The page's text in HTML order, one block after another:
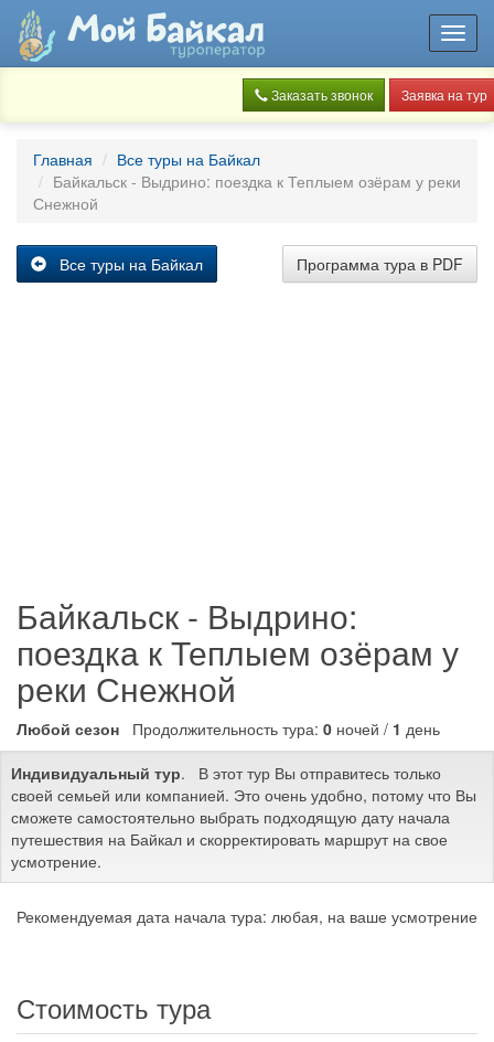
Заказать звонок Заявка на тур
Главная
Все туры на Байкал
Байкальск - Выдрино: поездка к Теплыем озёрам у реки
Снежной
Программа тура в PDF
Все туры на Байкал
Байкальск - Выдрино:
поездка к Теплыем озёрам у
реки Снежной
Любой сезон Продолжительность тура: 0 ночей / 1 день
Индивидуальный тур. В этот тур Вы отправитесь только
своей семьей или компанией. Это очень удобно, потому что Вы
сможете самостоятельно выбрать подходящую дату начала
путешествия на Байкал и скорректировать маршрут на свое
усмотрение.
Рекомендуемая дата начала тура: любая, на ваше усмотрение
Стоимость тура